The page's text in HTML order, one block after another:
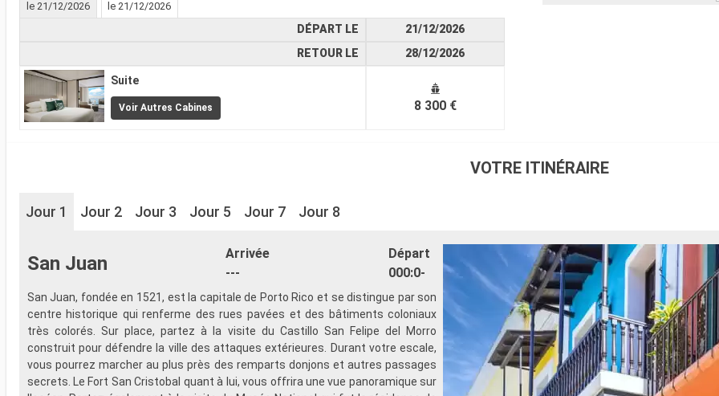
le 21/12/2026 le 21/12/2026
DÉPART LE
RETOUR LE
Suite
Voir Autres Cabines
21/12/2026
28/12/2026
8 300 €
VOTRE ITINÉRAIRE
Jour 1 Jour 2 Jour 3 Jour 5 Jour 7 Jour 8
San Juan
Arrivée
---
Départ
000:0-
San Juan, fondée en 1521, est la capitale de Porto Rico et se distingue par son
centre historique qui renferme des rues pavées et des bâtiments coloniaux
très colorés. Sur place, partez à la visite du Castillo San Felipe del Morro
construit pour défendre la ville des attaques extérieures. Durant votre escale,
vous pourrez marcher au plus près des remparts donjons et autres passages
secrets. Le Fort San Cristobal quant à lui, vous offrira une vue panoramique sur